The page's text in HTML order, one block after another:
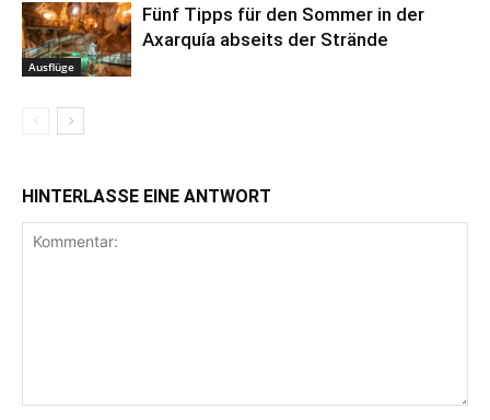
Ausflüge
Fünf Tipps für den Sommer in der
Axarquía abseits der Strände
HINTERLASSE EINE ANTWORT